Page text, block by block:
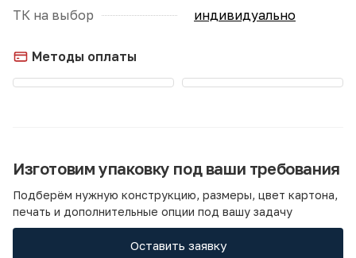
ТК на выбор
индивидуально
Методы оплаты
Изготовим упаковку под ваши требования
Подберём нужную конструкцию, размеры, цвет картона,
печать и дополнительные опции под вашу задачу
Оставить заявку